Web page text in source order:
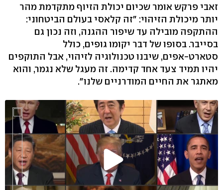
זאבי פרקש אומר שכיום יכולת הזיוף מתקדמת מהר
יותר מיכולת הזיהוי: "זה קלאסי בעולם הביטחוני:
ההתקפה מובילה עד שיפור ההגנה, וזה נכון גם
בסייבר. בסופו של דבר יקומו גופים, כולל
סטארט-אפים, שיבנו טכנולוגיה לזיהוי, אבל התוקפים
יהיו תמיד צעד אחד קדימה. זה מעגל שלא נגמר, והוא
מאתגר את החיים המודרניים שלנו".